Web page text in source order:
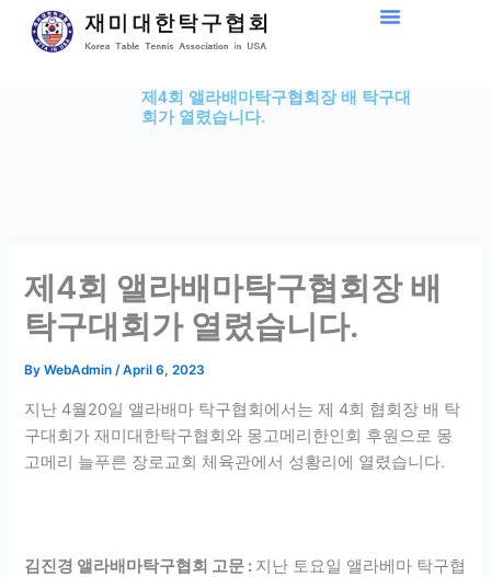
제4회 앨라배마탁구협회장 배 탁구대
회가 열렸습니다.
제4회 앨라배마탁구협회장 배
탁구대회가 열렸습니다.
ByWebAdmin/April 6, 2023
지난 4월20일 앨라배마 탁구협회에서는 제 4회 협회장 배 탁
구대회가 재미대한탁구협회와 몽고메리한인회 후원으로 몽
고메리 늘푸른 장로교회 체육관에서 성황리에 열렸습니다.
김진경 앨라배마탁구협회 고문 : 지난 토요일 앨라베마 탁구협